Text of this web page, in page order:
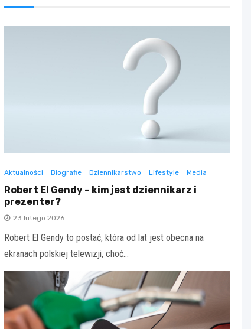
Aktualności Biografie Dziennikarstwo Lifestyle Media
Robert El Gendy – kim jest dziennikarz i
prezenter?
23 lutego 2026
Robert El Gendy to postać, która od lat jest obecna na
ekranach polskiej telewizji, choć…